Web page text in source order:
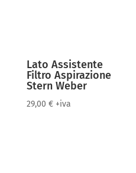
Lato Assistente
Filtro Aspirazione
Stern Weber
29,00 € +iva